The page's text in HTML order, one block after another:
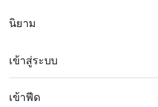
นิยาม
เข้าสู่ระบบ
เข้าฟีด